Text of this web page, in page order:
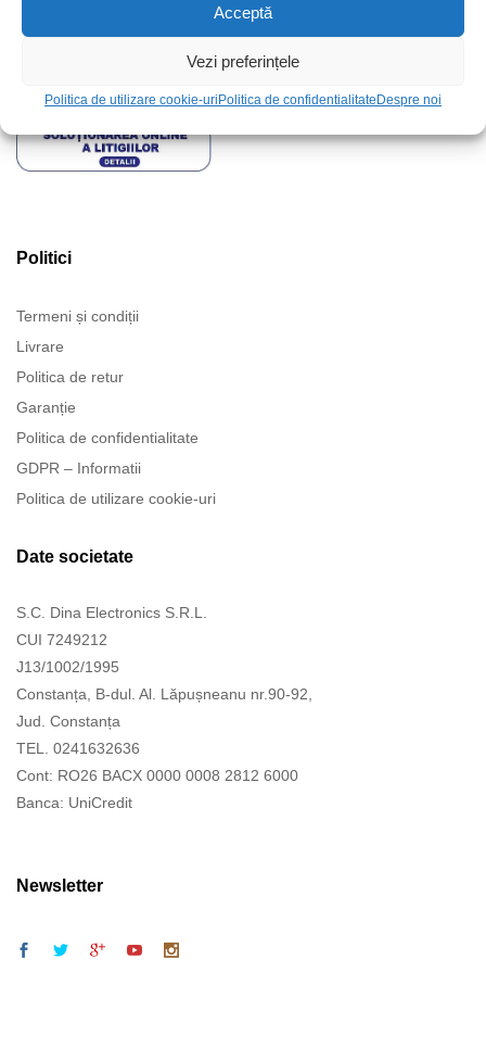
Acceptă
Vezi preferințele
Politica de utilizare cookie-uri Politica de confidentialitate Despre noi
Politici
Termeni și condiții
Livrare
Politica de retur
Garanție
Politica de confidentialitate
GDPR – Informatii
Politica de utilizare cookie-uri
Date societate
S.C. Dina Electronics S.R.L.
CUI 7249212
J13/1002/1995
Constanța, B-dul. Al. Lăpușneanu nr.90-92,
Jud. Constanța
TEL. 0241632636
Cont: RO26 BACX 0000 0008 2812 6000
Banca: UniCredit
Newsletter